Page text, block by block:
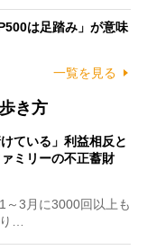
は足踏み」が意味
一覧を見る
き方
ている」利益相反と
ミリーの不正蓄財
3月に3000回以上も
り…